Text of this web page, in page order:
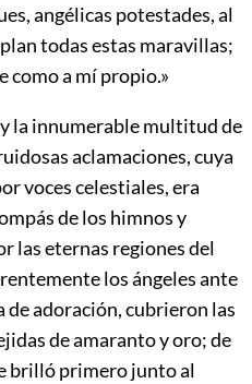
angélicas potestades, al
todas estas maravillas;
como a mí propio.»
la innumerable multitud de
aclamaciones, cuya
voces celestiales, era
de los himnos y
las eternas regiones del
los ángeles ante
de adoración, cubrieron las
de amaranto y oro; de
brilló primero junto al